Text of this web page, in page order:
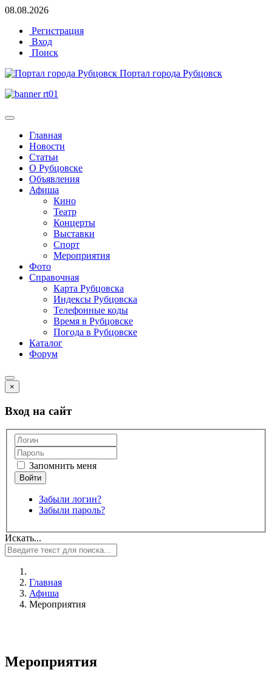
08.08.2026
Регистрация
Вход
Поиск
Портал города Рубцовск
Главная
Новости
Статьи
О Рубцовске
Объявления
Афиша
Кино
Театр
Концерты
Выставки
Спорт
Мероприятия
Фото
Справочная
Карта Рубцовска
Индексы Рубцовска
Телефонные коды
Время в Рубцовске
Погода в Рубцовске
Каталог
Форум
×
Вход на сайт
Запомнить меня
Забыли логин?
Забыли пароль?
Искать...
Главная
Афиша
Мероприятия
Мероприятия